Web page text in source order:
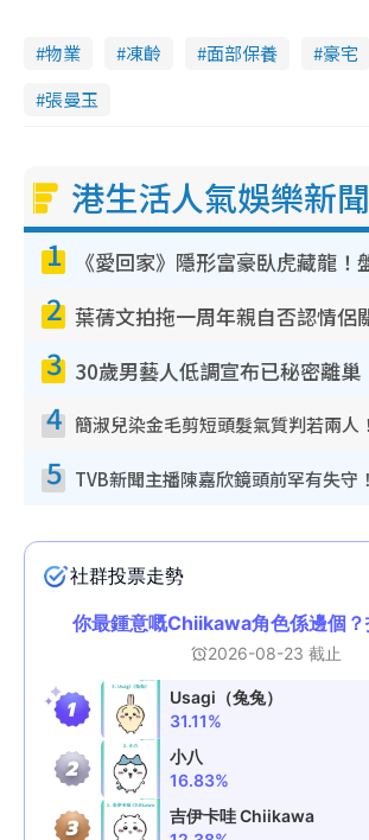
物業 凍齡 面部保養 豪宅
張曼玉
港生活人氣娛樂新聞
1
2
3
4
5